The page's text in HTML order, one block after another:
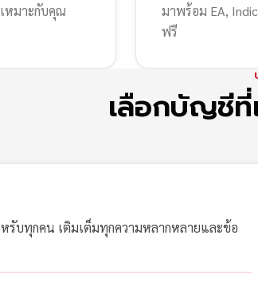
หมาะกับคุณ
มาพร้อม EA,
ฟรี
เลือกบัญชีที่
บทุกคน เติมเต็มทุกความหลากหลายและข้อ